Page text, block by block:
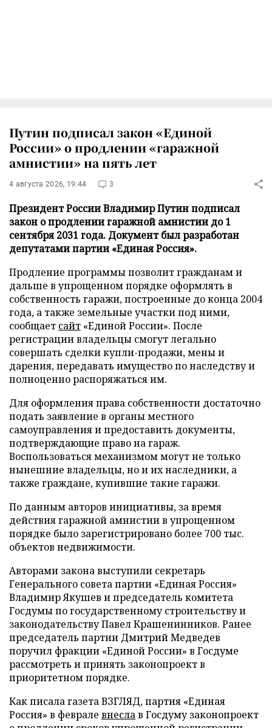
Путин подписал закон «Единой
России» о продлении «гаражной
амнистии» на пять лет
4 августа 2026, 19:44 3
Президент России Владимир Путин подписал
закон о продлении гаражной амнистии до 1
сентября 2031 года. Документ был разработан
депутатами партии «Единая Россия».
Продление программы позволит гражданам и
дальше в упрощенном порядке оформлять в
собственность гаражи, построенные до конца 2004
года, а также земельные участки под ними,
сообщает сайт «Единой России». После
регистрации владельцы смогут легально
совершать сделки купли-продажи, мены и
дарения, передавать имущество по наследству и
полноценно распоряжаться им.
Для оформления права собственности достаточно
подать заявление в органы местного
самоуправления и предоставить документы,
подтверждающие право на гараж.
Воспользоваться механизмом могут не только
нынешние владельцы, но и их наследники, а
также граждане, купившие такие гаражи.
По данным авторов инициативы, за время
действия гаражной амнистии в упрощенном
порядке было зарегистрировано более 700 тыс.
объектов недвижимости.
Авторами закона выступили секретарь
Генерального совета партии «Единая Россия»
Владимир Якушев и председатель комитета
Госдумы по государственному строительству и
законодательству Павел Крашенинников. Ранее
председатель партии Дмитрий Медведев
поручил фракции «Единой России» в Госдуме
рассмотреть и принять законопроект в
приоритетном порядке.
Как писала газета ВЗГЛЯД, партия «Единая
Россия» в феврале внеслав Госдуму законопроект